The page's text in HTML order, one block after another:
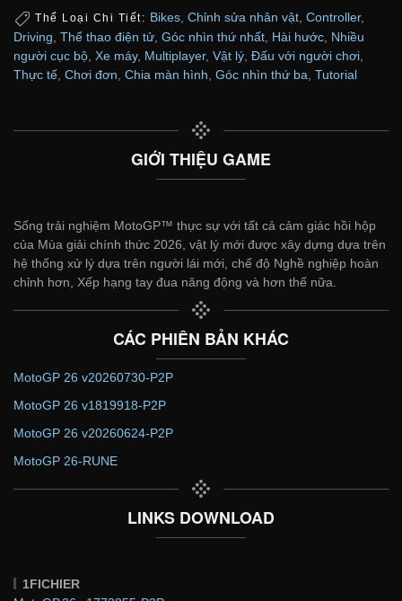
Thể Loại Chi Tiết: Bikes, Chỉnh sửa nhân vật, Controller,
Driving Thể thao điện tử Góc nhìn thứ nhất Hài hước Nhiều
người cục bộ Xe máy, Multiplayer, Vật lý Đấu với người chơi
Thực tế Chơi đơn Chia màn hình Góc nhìn thứ ba Tutorial
GIỚI THIỆU GAME
Sống trải nghiệm MotoGP™ thực sự với tất cả cảm giác hồi hộp
của Mùa giải chính thức 2026, vật lý mới được xây dựng dựa trên
hệ thống xử lý dựa trên người lái mới, chế độ Nghề nghiệp hoàn
chỉnh hơn, Xếp hạng tay đua năng động và hơn thế nữa.
CÁC PHIÊN BẢN KHÁC
MotoGP 26 v20260730-P2P
MotoGP 26 v1819918-P2P
MotoGP 26 v20260624-P2P
MotoGP 26-RUNE
LINKS DOWNLOAD
1FICHIER